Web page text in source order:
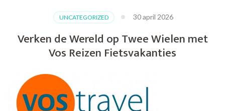
Wielen
Fital
Fietsvakanties
UNCATEGORIZED 30 april 2026
Verken de Wereld op Twee Wielen met
Vos Reizen Fietsvakanties